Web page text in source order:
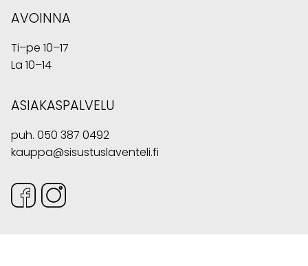
AVOINNA
Ti–pe 10–17
La 10–14
ASIAKASPALVELU
puh. 050 387 0492
kauppa@sisustuslaventeli.fi